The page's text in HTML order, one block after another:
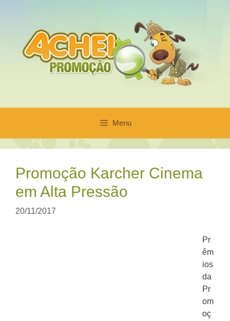
conteúdo
Menu
Promoção Karcher Cinema
em Alta Pressão
20/11/2017
Pr
êm
ios
da
Pr
om
oç